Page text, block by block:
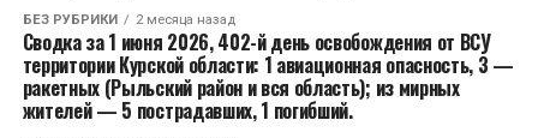
БЕЗ РУБРИКИ 2 месяца назад
Сводка за 1 июня 2026, 402-й день освобождения от ВСУ
территории Курской области: 1 авиационная опасность, 3 —
ракетных (Рыльский район и вся область); из мирных
жителей — 5 пострадавших, 1 погибший.